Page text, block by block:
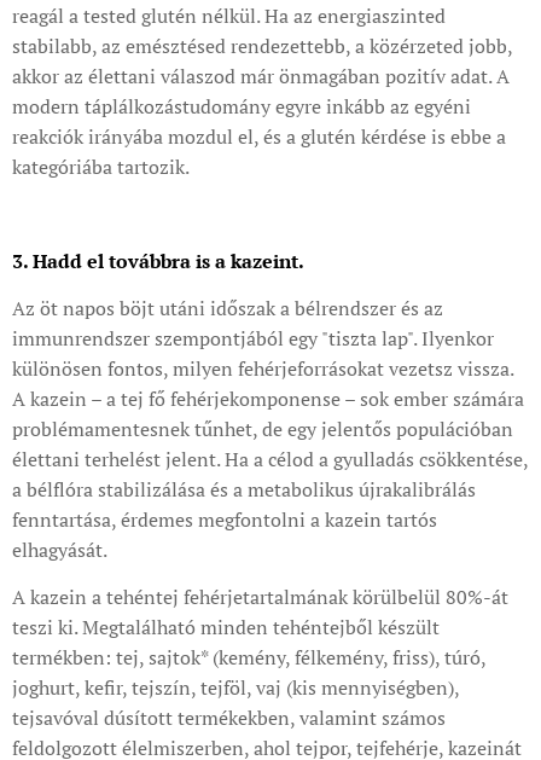
reagál a tested glutén nélkül. Ha az energiaszinted
stabilabb, az emésztésed rendezettebb, a közérzeted jobb,
akkor az élettani válaszod már önmagában pozitív adat. A
modern táplálkozástudomány egyre inkább az egyéni
reakciók irányába mozdul el, és a glutén kérdése is ebbe a
kategóriába tartozik.
3. Hadd el továbbra is a kazeint.
Az öt napos böjt utáni időszak a bélrendszer és az
immunrendszer szempontjából egy "tiszta lap". Ilyenkor
különösen fontos, milyen fehérjeforrásokat vezetsz vissza.
A kazein – a tej fő fehérjekomponense – sok ember számára
problémamentesnek tűnhet, de egy jelentős populációban
élettani terhelést jelent. Ha a célod a gyulladás csökkentése,
a bélflóra stabilizálása és a metabolikus újrakalibrálás
fenntartása, érdemes megfontolni a kazein tartós
elhagyását.
A kazein a tehéntej fehérjetartalmának körülbelül 80%-át
teszi ki. Megtalálható minden tehéntejből készült
termékben: tej, sajtok* (kemény, félkemény, friss), túró,
joghurt, kefir, tejszín, tejföl, vaj (kis mennyiségben),
tejsavóval dúsított termékekben, valamint számos
feldolgozott élelmiszerben, ahol tejpor, tejfehérje, kazeinát